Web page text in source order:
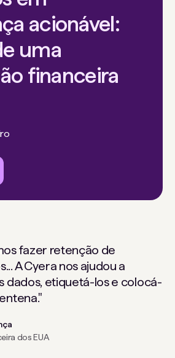
acionável:
uma
financeira
fazer retenção de
A Cyera nos ajudou a
dados, etiquetá-los e colocá-
dos EUA